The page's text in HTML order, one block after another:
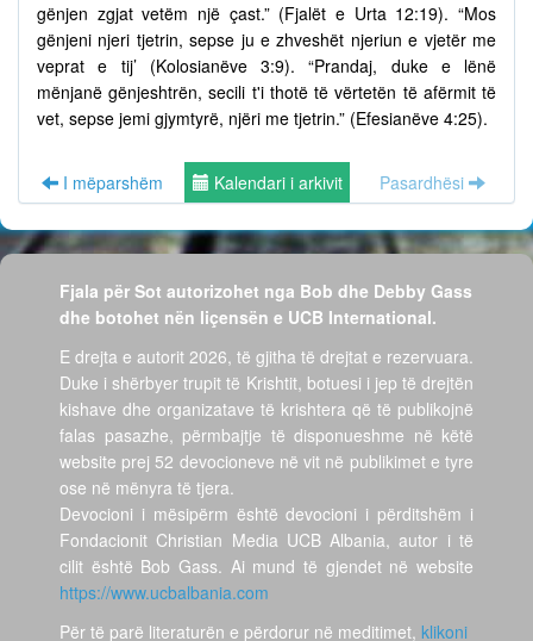
gënjen zgjat vetëm një çast.” (Fjalët e Urta 12:19). “Mos
gënjeni njeri tjetrin, sepse ju e zhveshët njeriun e vjetër me
veprat e tij’ (Kolosianëve 3:9). “Prandaj, duke e lënë
mënjanë gënjeshtrën, secili t'i thotë të vërtetën të afërmit të
vet, sepse jemi gjymtyrë, njëri me tjetrin.” (Efesianëve 4:25).
I mëparshëm Kalendari i arkivit Pasardhësi
Fjala për Sot autorizohet nga Bob dhe Debby Gass
dhe botohet nën liçensën e UCB International.
E drejta e autorit 2026, të gjitha të drejtat e rezervuara.
Duke i shërbyer trupit të Krishtit, botuesi i jep të drejtën
kishave dhe organizatave të krishtera që të publikojnë
falas pasazhe, përmbajtje të disponueshme në këtë
website prej 52 devocioneve në vit në publikimet e tyre
ose në mënyra të tjera.
Devocioni i mësipërm është devocioni i përditshëm i
Fondacionit Christian Media UCB Albania, autor i të
cilit është Bob Gass. Ai mund të gjendet në website
https://www.ucbalbania.com
Për të parë literaturën e përdorur në meditimet, klikoni